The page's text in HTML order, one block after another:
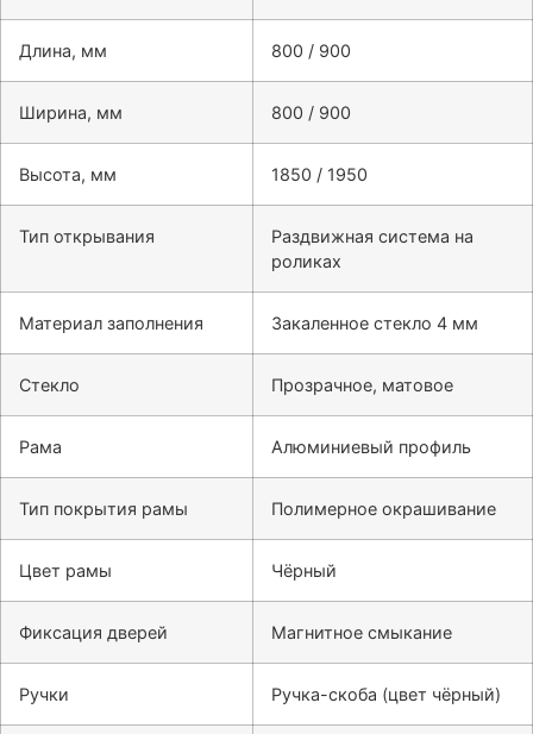
Длина, мм 800 / 900
Ширина, мм 800 / 900
Высота, мм 1850 / 1950
Тип открывания
Раздвижная система на
роликах
Материал заполнения Закаленное стекло 4 мм
Стекло Прозрачное, матовое
Рама Алюминиевый профиль
Тип покрытия рамы Полимерное окрашивание
Цвет рамы Чёрный
Фиксация дверей Магнитное смыкание
Ручки Ручка-скоба (цвет чёрный)